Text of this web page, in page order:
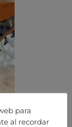
para
al recordar